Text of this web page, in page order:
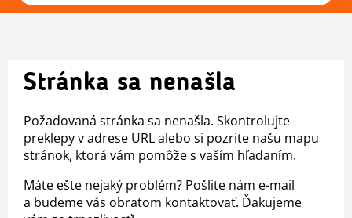
Stránka sa nenašla
Požadovaná stránka sa nenašla. Skontrolujte
preklepy v adrese URL alebo si pozrite našu mapu
stránok, ktorá vám pomôže s vaším hľadaním.
Máte ešte nejaký problém? Pošlite nám e-mail
a budeme vás obratom kontaktovať. Ďakujeme